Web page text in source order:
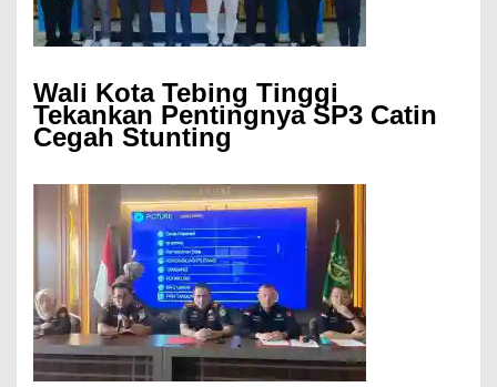
Wali Kota Tebing Tinggi
Tekankan Pentingnya SP3 Catin
Cegah Stunting